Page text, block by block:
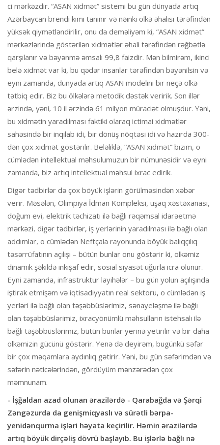
ci mərkəzdir. “ASAN xidmət” sistemi bu gün dünyada artıq
Azərbaycan brendi kimi tanınır və nəinki ölkə əhalisi tərəfindən
yüksək qiymətləndirilir, onu da deməliyəm ki, “ASAN xidmət”
mərkəzlərində göstərilən xidmətlər əhali tərəfindən rəğbətlə
qarşılanır və bəyənmə əmsalı 99,8 faizdir. Mən bilmirəm, ikinci
belə xidmət var ki, bu qədər insanlar tərəfindən bəyənilsin və
eyni zamanda, dünyada artıq ASAN modelini bir neçə ölkə
tətbiq edir. Biz bu ölkələrə metodik dəstək veririk. Son illər
ərzində, yəni, 10 il ərzində 61 milyon müraciət olmuşdur. Yəni,
bu xidmətin yaradılması faktiki olaraq ictimai xidmətlər
sahəsində bir inqilab idi, bir dönüş nöqtəsi idi və hazırda 300-
dən çox xidmət göstərilir. Beləliklə, “ASAN xidmət” bizim, o
cümlədən intellektual məhsulumuzun bir nümunəsidir və eyni
zamanda, biz artıq intellektual məhsul ixrac edirik.
Digər tədbirlər də çox böyük işlərin görülməsindən xəbər
verir. Məsələn, Olimpiya İdman Kompleksi, uşaq xəstəxanası,
doğum evi, elektrik təchizatı ilə bağlı rəqəmsal idarəetmə
mərkəzi, digər tədbirlər, iş yerlərinin yaradılması ilə bağlı olan
addımlar, o cümlədən Neftçala rayonunda böyük balıqçılıq
təsərrüfatının açılışı – bütün bunlar onu göstərir ki, ölkəmiz
dinamik şəkildə inkişaf edir, sosial siyasət uğurla icra olunur.
Eyni zamanda, infrastruktur layihələr – bu gün yolun açılışında
iştirak etmişəm və iqtisadiyyatın real sektoru, o cümlədən iş
yerləri ilə bağlı olan təşəbbüslərimiz, sənayeləşmə ilə bağlı
olan təşəbbüslərimiz, ixracyönümlü məhsulların istehsalı ilə
bağlı təşəbbüslərimiz, bütün bunlar yerinə yetirilir və bir daha
ölkəmizin gücünü göstərir. Yenə də deyirəm, bugünkü səfər
bir çox məqamlara aydınlıq gətirir. Yəni, bu gün səfərimdən və
səfərin nəticələrindən, gördüyüm mənzərədən çox
məmnunam.
- İşğaldan azad olunan ərazilərdə - Qarabağda və Şərqi
Zəngəzurda da genişmiqyaslı və sürətli bərpa-
yenidənqurma işləri həyata keçirilir. Həmin ərazilərdə
artıq böyük dirçəliş dövrü başlayıb. Bu işlərlə bağlı nə